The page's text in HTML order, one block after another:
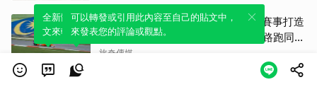
F1睽違九年重返馬來西亞 三大國際賽事打造
10月運動旅遊熱潮 賽車、自行車、路跑同週
登場
旅奇傳媒
阿拉斯加郵輪6／走進加拿大維多利亞百年
全新體驗！一鍵引用此內容，透過發布貼
文來輕鬆表達個人立場。
可以轉發或引用此內容至自己的貼文中，
來發表您的評論或觀點。